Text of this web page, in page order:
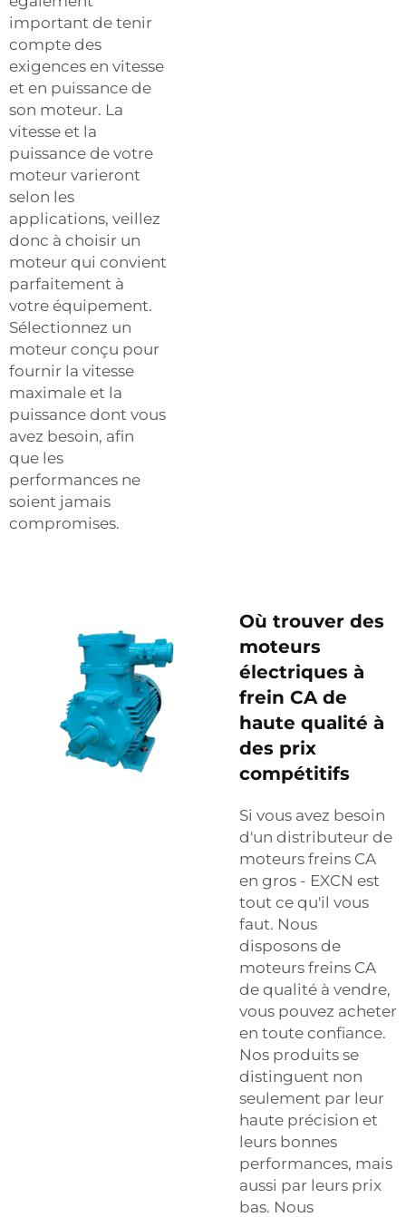
important de tenir
compte des
exigences en vitesse
et en puissance de
son moteur. La
vitesse et la
puissance de votre
moteur varieront
selon les
applications, veillez
donc à choisir un
moteur qui convient
parfaitement à
votre équipement.
Sélectionnez un
moteur conçu pour
fournir la vitesse
maximale et la
puissance dont vous
avez besoin, afin
que les
performances ne
soient jamais
compromises.
Où trouver des
moteurs
électriques à
frein CA de
haute qualité à
des prix
compétitifs
Si vous avez besoin
d'un distributeur de
moteurs freins CA
en gros - EXCN est
tout ce qu'il vous
faut. Nous
disposons de
moteurs freins CA
de qualité à vendre,
vous pouvez acheter
en toute confiance.
Nos produits se
distinguent non
seulement par leur
haute précision et
leurs bonnes
performances, mais
aussi par leurs prix
bas. Nous